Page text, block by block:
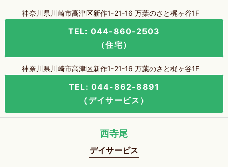
神奈川県川崎市高津区新作1-21-16 万葉のさと梶ヶ谷1F
TEL: 044-860-2503
（住宅）
神奈川県川崎市高津区新作1-21-16 万葉のさと梶ヶ谷1F
TEL: 044-862-8891
（デイサービス）
西寺尾
デイサービス